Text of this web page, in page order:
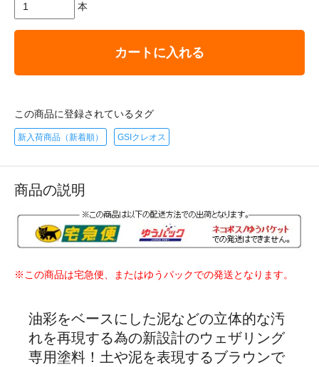
本
カートに入れる
この商品に登録されているタグ
新入荷商品（新着順） GSIクレオス
商品の説明
※この商品は宅急便、またはゆうパックでの発送となります。
油彩をベースにした泥などの立体的な汚
れを再現する為の新設計のウェザリング
専用塗料！土や泥を表現するブラウンで